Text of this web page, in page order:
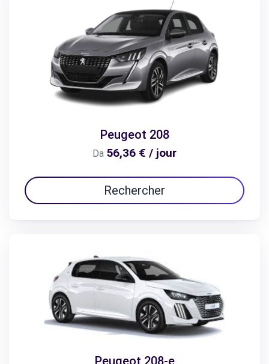
Peugeot 208
Da 56,36 € / jour
Rechercher